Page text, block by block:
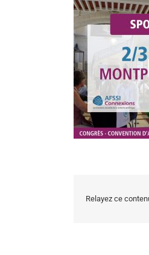
Relayez ce